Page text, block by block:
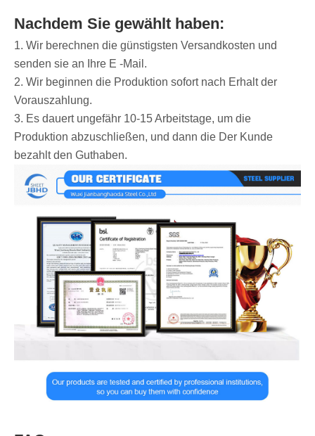
Nachdem Sie gewählt haben:
1. Wir berechnen die günstigsten Versandkosten und
senden sie an Ihre E -Mail.
2. Wir beginnen die Produktion sofort nach Erhalt der
Vorauszahlung.
3. Es dauert ungefähr 10-15 Arbeitstage, um die
Produktion abzuschließen, und dann die Der Kunde
bezahlt den Guthaben.